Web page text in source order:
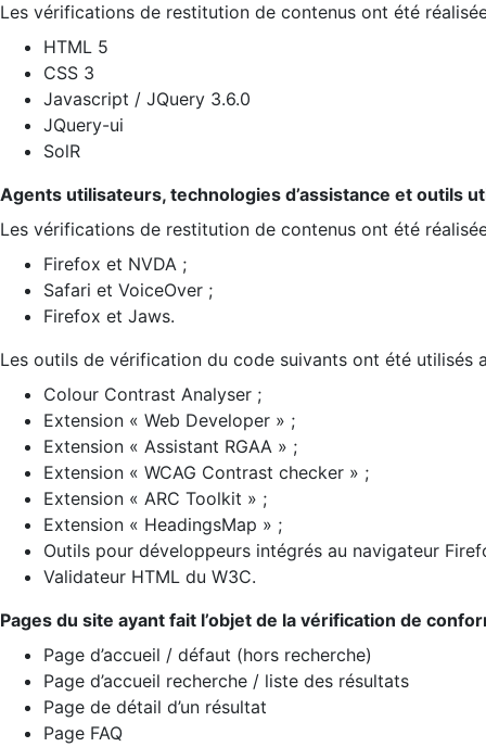
Les vérifications de restitution de contenus ont été
HTML 5
CSS 3
Javascript / JQuery 3.6.0
JQuery-ui
SolR
Agents utilisateurs, technologies d’assistance et outils
Les vérifications de restitution de contenus ont été
Firefox et NVDA ;
Safari et VoiceOver ;
Firefox et Jaws.
Les outils de vérification du code suivants ont été utilisés
Colour Contrast Analyser ;
Extension « Web Developer » ;
Extension « Assistant RGAA » ;
Extension « WCAG Contrast checker » ;
Extension « ARC Toolkit » ;
Extension « HeadingsMap » ;
Outils pour développeurs intégrés au navigateur
Validateur HTML du W3C.
Pages du site ayant fait l’objet de la vérification de
Page d’accueil / défaut (hors recherche)
Page d’accueil recherche / liste des résultats
Page de détail d’un résultat
Page FAQ